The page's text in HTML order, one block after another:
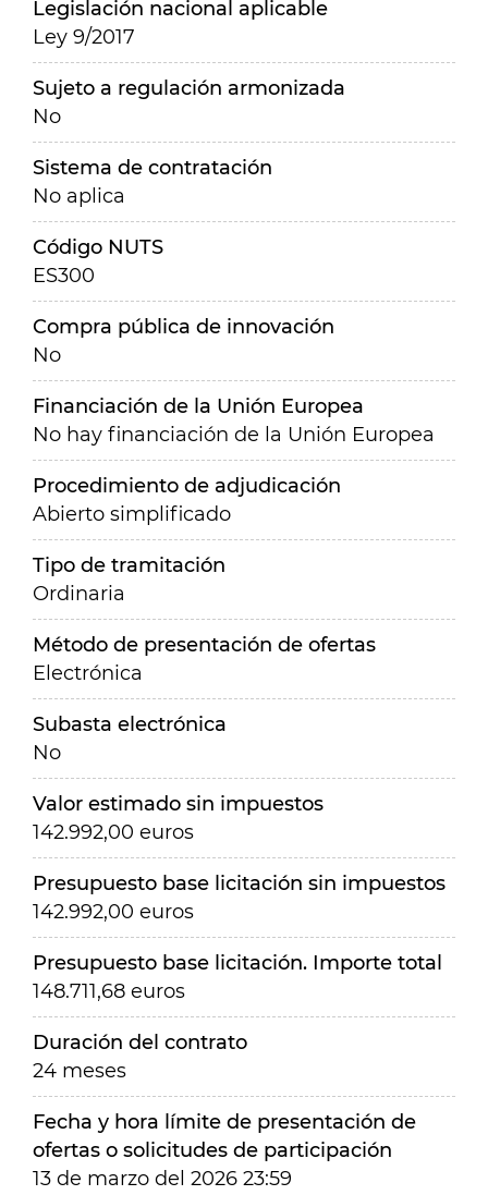
Legislación nacional aplicable
Ley 9/2017
Sujeto a regulación armonizada
No
Sistema de contratación
No aplica
Código NUTS
ES300
Compra pública de innovación
No
Financiación de la Unión Europea
No hay financiación de la Unión Europea
Procedimiento de adjudicación
Abierto simplificado
Tipo de tramitación
Ordinaria
Método de presentación de ofertas
Electrónica
Subasta electrónica
No
Valor estimado sin impuestos
142.992,00 euros
Presupuesto base licitación sin impuestos
142.992,00 euros
Presupuesto base licitación. Importe total
148.711,68 euros
Duración del contrato
24 meses
Fecha y hora límite de presentación de
ofertas o solicitudes de participación
13 de marzo del 2026 23:59